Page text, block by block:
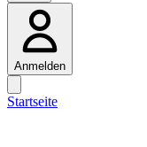
Anmelden
Startseite